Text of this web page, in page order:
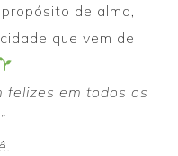
de alma,
que vem de
felizes em todos os